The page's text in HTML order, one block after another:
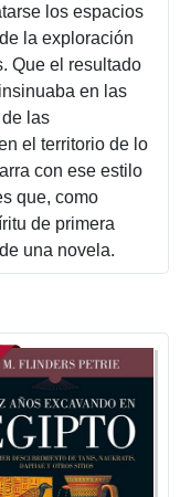
los espacios
la exploración
Que el resultado
en las
las
el territorio de lo
con ese estilo
que, como
de primera
una novela.